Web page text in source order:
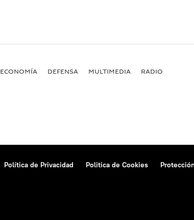
ECONOMÍA DEFENSA MULTIMEDIA RADIO
Política de Privacidad Politica de Cookies